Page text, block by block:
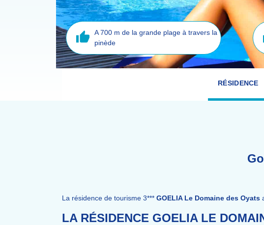
A 700 m de la grande plage à travers la
pinède
RÉSIDENCE
La résidence de tourisme 3*** GOELIA Le Domaine des Oyats
LA RÉSIDENCE GOELIA LE